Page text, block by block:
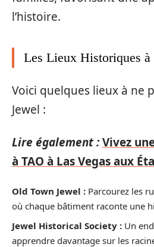
l’histoire.
Les Lieux Historiques
Voici quelques lieux à ne
Jewel :
Lire également :Vivez
à TAO à Las Vegas aux
Old Town Jewel : Parcourez les
où chaque bâtiment raconte une
Jewel Historical Society : Un
apprendre davantage sur les